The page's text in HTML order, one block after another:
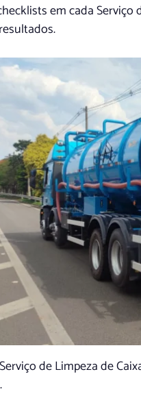
em cada Serviço
de Limpeza de